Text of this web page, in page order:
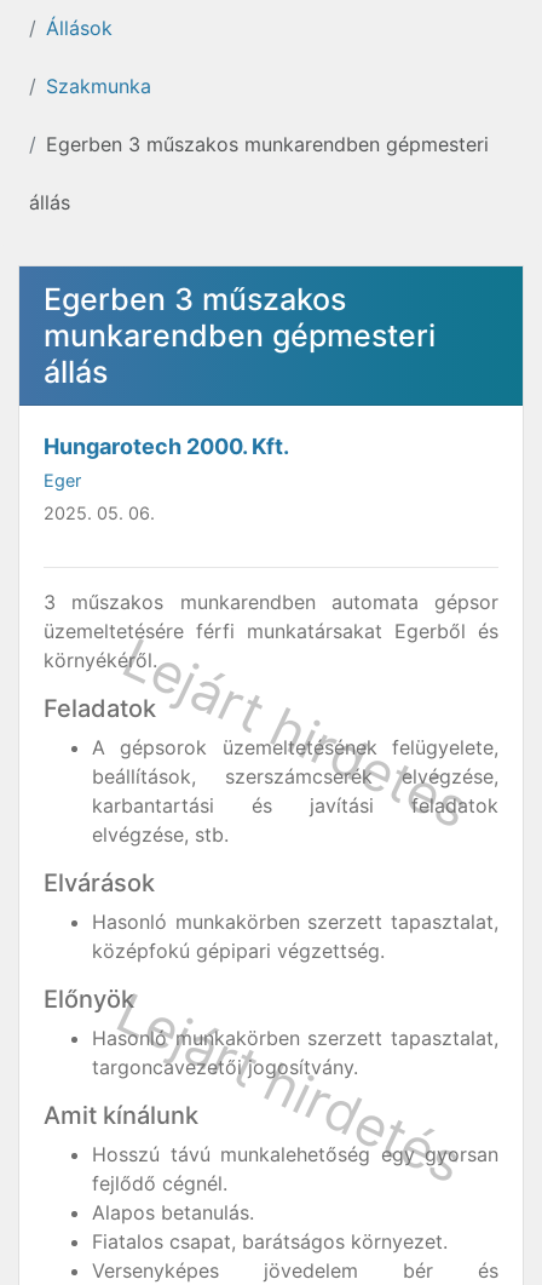
Állások
Szakmunka
Egerben 3 műszakos munkarendben gépmesteri
állás
Egerben 3 műszakos
munkarendben gépmesteri
állás
Hungarotech 2000. Kft.
Eger
2025. 05. 06.
3 műszakos munkarendben automata gépsor
üzemeltetésére férfi munkatársakat Egerből és
környékéről.
Feladatok
A gépsorok üzemeltetésének felügyelete,
beállítások, szerszámcserék elvégzése,
karbantartási és javítási feladatok
elvégzése, stb.
Elvárások
Hasonló munkakörben szerzett tapasztalat,
középfokú gépipari végzettség.
Előnyök
Hasonló munkakörben szerzett tapasztalat,
targoncavezetői jogosítvány.
Amit kínálunk
Hosszú távú munkalehetőség egy gyorsan
fejlődő cégnél.
Alapos betanulás.
Fiatalos csapat, barátságos környezet.
Versenyképes jövedelem bér és